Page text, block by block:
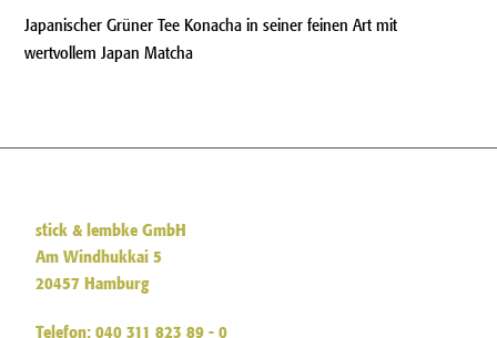
Japanischer Grüner Tee Konacha in seiner feinen Art mit
wertvollem Japan Matcha
stick & lembke GmbH
Am Windhukkai 5
20457 Hamburg
Telefon: 040 311 823 89 - 0